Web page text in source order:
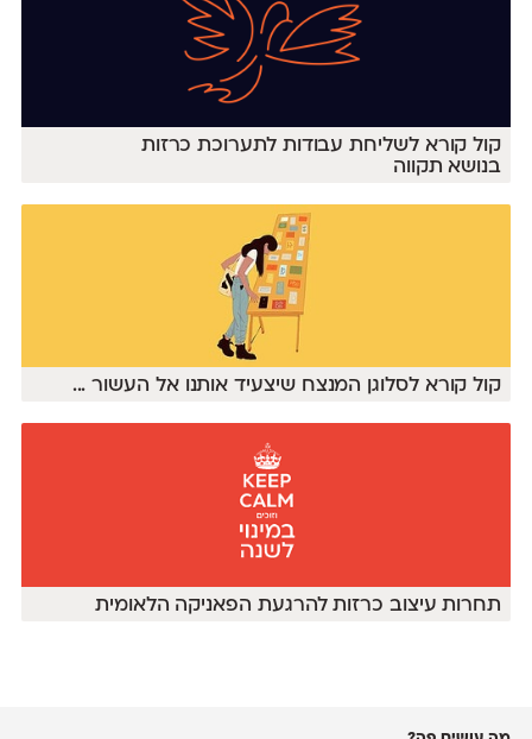
קול קורא לשליחת עבודות לתערוכת כרזות
בנושא תקווה
קול קורא לסלוגן המנצח שיצעיד אותנו אל העשור...
תחרות עיצוב כרזות להרגעת הפאניקה הלאומית